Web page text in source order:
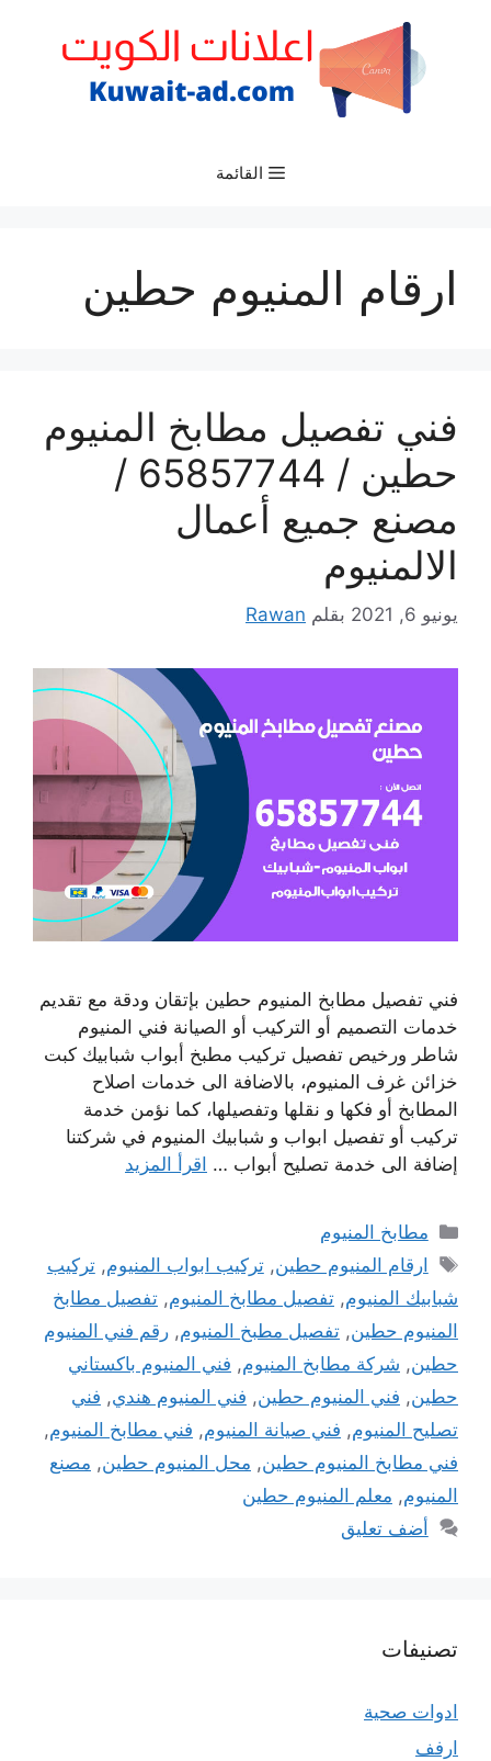
القائمة
ارقام المنيوم حطين
فني تفصيل مطابخ المنيوم
حطين / 65857744 /
مصنع جميع أعمال
الالمنيوم
يونيو 6, 2021 بقلم Rawan
فني تفصيل مطابخ المنيوم حطين بإتقان ودقة مع تقديم
خدمات التصميم أو التركيب أو الصيانة فني المنيوم
شاطر ورخيص تفصيل تركيب مطبخ أبواب شبابيك كبت
خزائن غرف المنيوم، بالاضافة الى خدمات اصلاح
المطابخ أو فكها و نقلها وتفصيلها، كما نؤمن خدمة
تركيب أو تفصيل ابواب و شبابيك المنيوم في شركتنا
إضافة الى خدمة تصليح أبواب … اقرأ المزيد
التصنيفات
مطابخ المنيوم
الوسوم
ارقام المنيوم حطين,تركيب ابواب المنيوم,تركيب
شبابيك المنيوم, تفصيل مطابخ المنيوم, تفصيل مطابخ
المنيوم حطين, تفصيل مطبخ المنيوم, رقم فني المنيوم
حطين, شركة مطابخ المنيوم, فني المنيوم باكستاني
حطين, فني المنيوم حطين, فني المنيوم هندي, فني
تصليح المنيوم, فني صيانة المنيوم, فني مطابخ المنيوم,
فني مطابخ المنيوم حطين, محل المنيوم حطين, مصنع
المنيوم, معلم المنيوم حطين
أضف تعليق
تصنيفات
ادوات صحية
ارفف